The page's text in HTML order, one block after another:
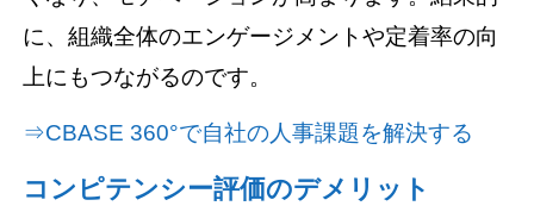
に、組織全体のエンゲージメントや定着率の向
上にもつながるのです。
⇒CBASE 360°で自社の人事課題を解決する
コンピテンシー評価のデメリット